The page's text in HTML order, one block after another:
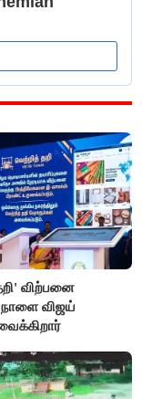
விற்பனை
விஜய்